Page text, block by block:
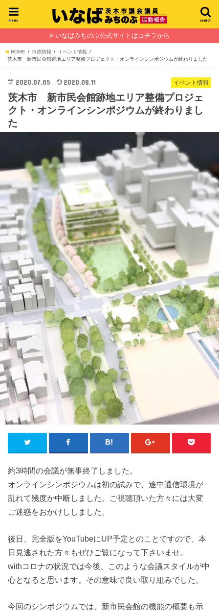
search
menu
いなばみちのぶ公式サイトはコチラから
HOME 市政情報
イベント情報
茨木市 新市民会館跡地エリア整備プロジェクト・オンラインシンポジウムが終わりました
イベント情報
2020.07.05 2020.08.11
茨木市 新市民会館跡地エリア整備プロジェ
クト・オンラインシンポジウムが終わりまし
た
約3時間の会議が無事終了しました。
オンラインシンポジウムは初の試みで、途中通信環境が
乱れて幾度か中断しました。ご視聴頂いた方々には大変
ご迷惑をおかけししました。
後日、完全版をYouTubeにUP予定とのことですので、本
日見逃された方々もぜひご覧になって下さいませ。
withコロナの状況では今後、このような会議スタイルが中
心となると思います。その意味で良い取り組みでした。
今回のシンポジウムでは、新市民会館の機能の概要も示